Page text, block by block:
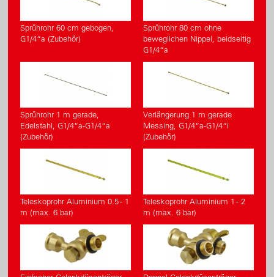
Sprührohr 60 cm gebogen,
G1/4“a (Zubehör)
Sprührohr 80 cm ohne
beweglichen Nippel, beidseitig
G1/4“a
Sprührohr 1 m gerade,
Edelstahl, G1/4“a-G1/4“a
(Zubehör)
Verlängerung 1 m gerade
Messing, G1/4“a-G1/4“i
(Zubehör)
Teleskoprohr Aluminium 0.5 - 1
m (max. 6 bar)
Teleskoprohr Aluminium 1 - 2
m (max. 6 bar)